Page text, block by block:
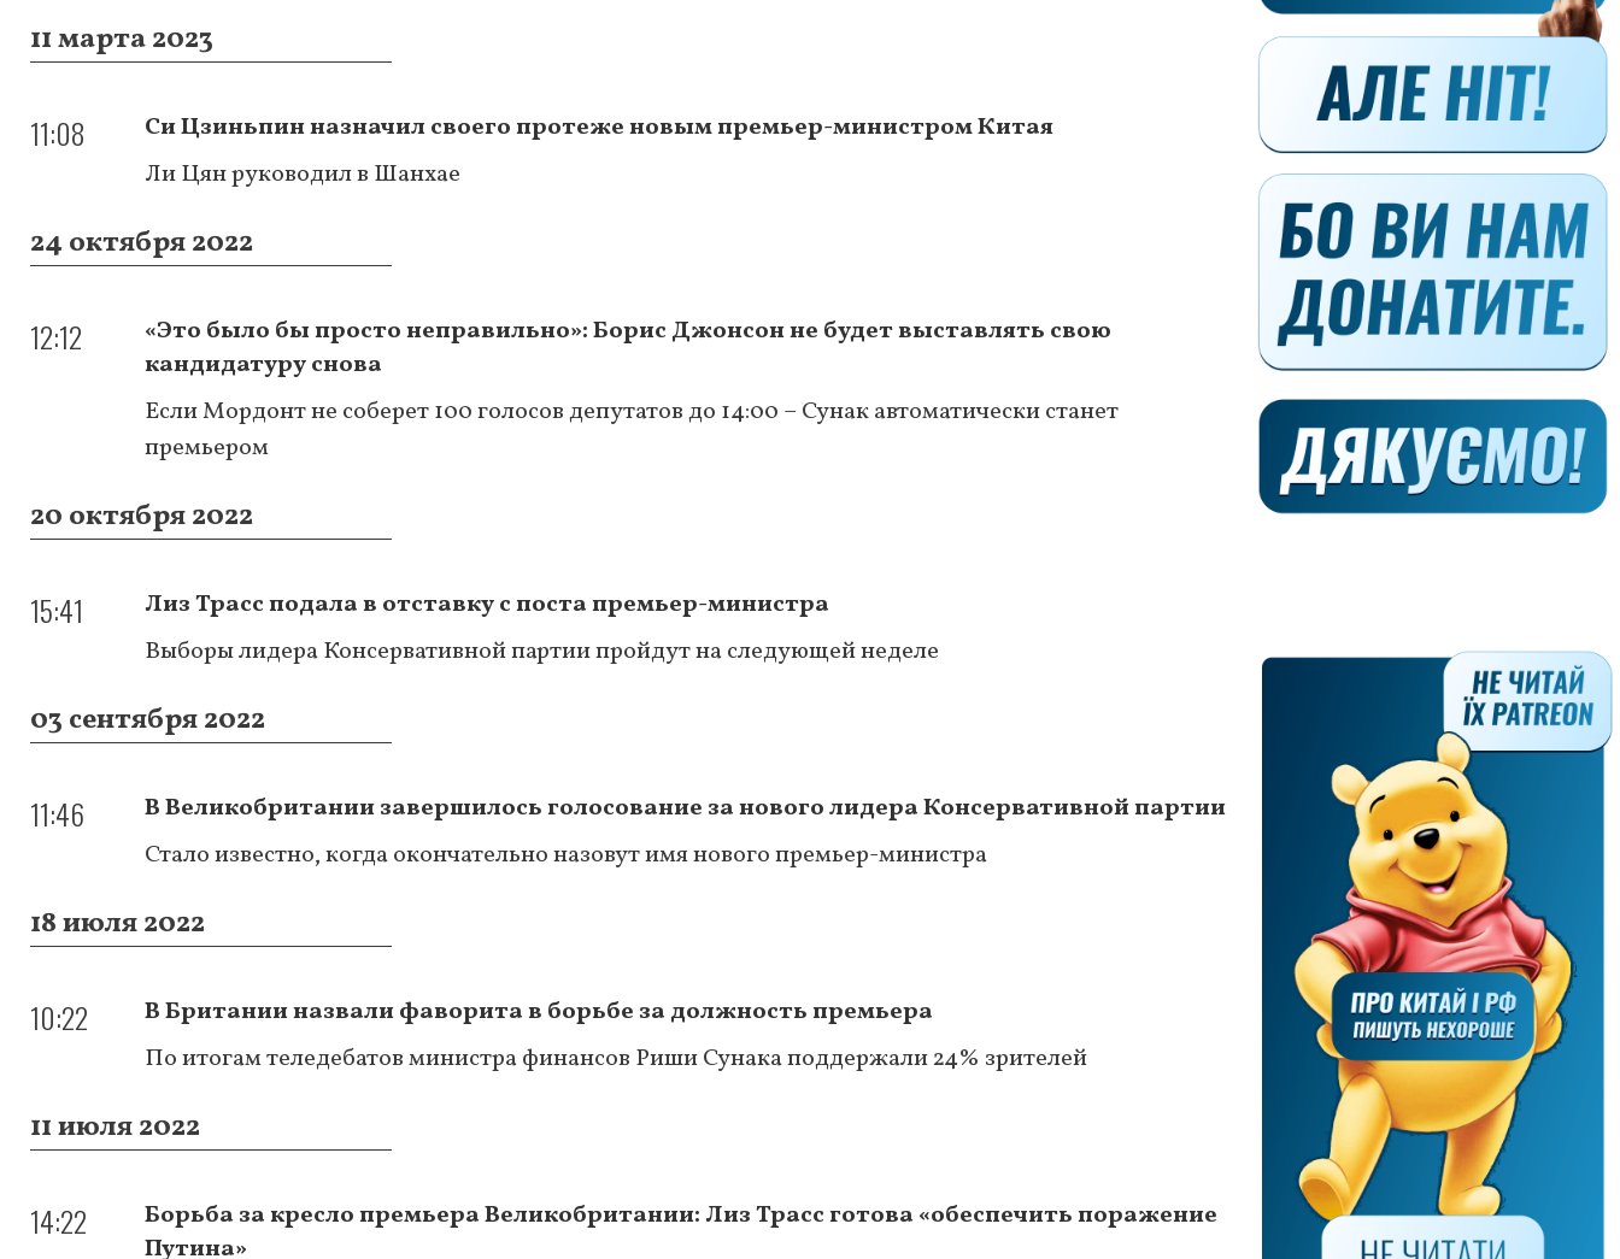
11 марта 2023
11:08
Си Цзиньпин назначил своего протеже новым премьер-министром Китая
Ли Цян руководил в Шанхае
24 октября 2022
12:12
«Это было бы просто неправильно»: Борис Джонсон не будет выставлять свою
кандидатуру снова
Если Мордонт не соберет 100 голосов депутатов до 14:00 – Сунак автоматически станет
премьером
20 октября 2022
15:41
Лиз Трасс подала в отставку с поста премьер-министра
Выборы лидера Консервативной партии пройдут на следующей неделе
03 сентября 2022
11:46
В Великобритании завершилось голосование за нового лидера Консервативной партии
Стало известно, когда окончательно назовут имя нового премьер-министра
18 июля 2022
10:22
В Британии назвали фаворита в борьбе за должность премьера
По итогам теледебатов министра финансов Риши Сунака поддержали 24% зрителей
11 июля 2022
14:22
Борьба за кресло премьера Великобритании: Лиз Трасс готова «обеспечить поражение
Путина»